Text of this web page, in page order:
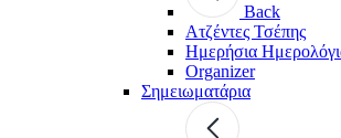
Back
Ατζέντες Τσέπης
Ημερήσια
Organizer
Σημειωματάρια